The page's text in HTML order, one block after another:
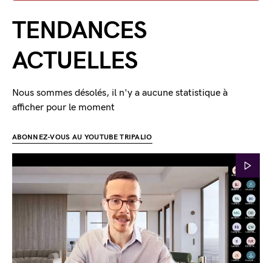
TENDANCES
ACTUELLES
Nous sommes désolés, il n'y a aucune statistique à
afficher pour le moment
ABONNEZ-VOUS AU YOUTUBE TRIPALIO